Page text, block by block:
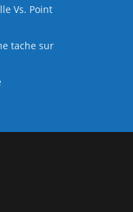
Vs. Point
tache sur